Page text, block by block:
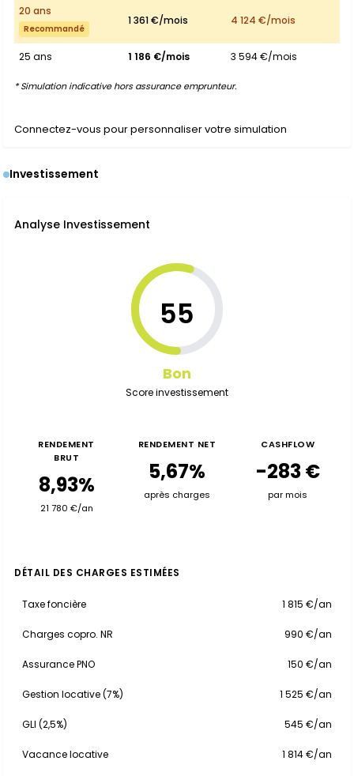
20 ans
Recommandé
1 361 €/mois 4 124 €/mois
25 ans 1 186 €/mois 3 594 €/mois
* Simulation indicative hors assurance emprunteur.
Connectez-vous pour personnaliser votre simulation
Investissement
Analyse Investissement
55
Bon
Score investissement
RENDEMENT
BRUT
8,93%
21 780 €/an
RENDEMENT NET
5,67%
après charges
CASHFLOW
-283 €
par mois
DÉTAIL DES CHARGES ESTIMÉES
Taxe foncière 1 815 €/an
Charges copro. NR 990 €/an
Assurance PNO 150 €/an
Gestion locative (7%) 1 525 €/an
GLI (2,5%) 545 €/an
Vacance locative 1 814 €/an